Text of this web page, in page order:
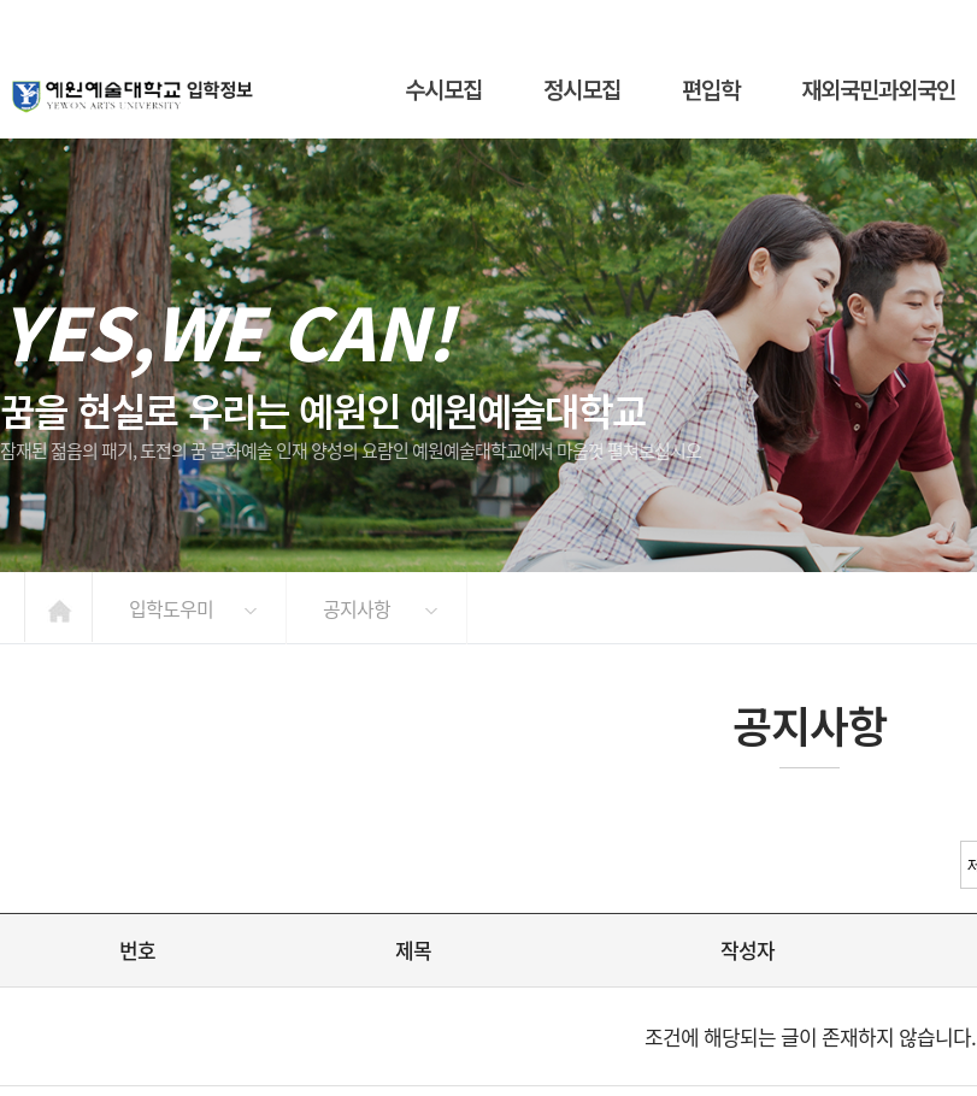
수시모집 정시모집 편입학 재외국민과외국인
YES,WE CAN!
꿈을 현실로 우리는 예원인 예원예술대학교
잠재된 젊음의 패기, 도전의 꿈 문화예술 인재 양성의 요람인 예원예술대학교에서 마음껏 펼쳐보십시오
입학도우미 공지사항
공지사항
번호 제목 작성자
조건에 해당되는 글이 존재하지 않습니다.